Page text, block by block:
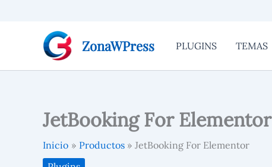
contenido
ZonaWPress PLUGINS TEMAS
JetBooking For Elementor
Inicio Productos
JetBooking For Elementor